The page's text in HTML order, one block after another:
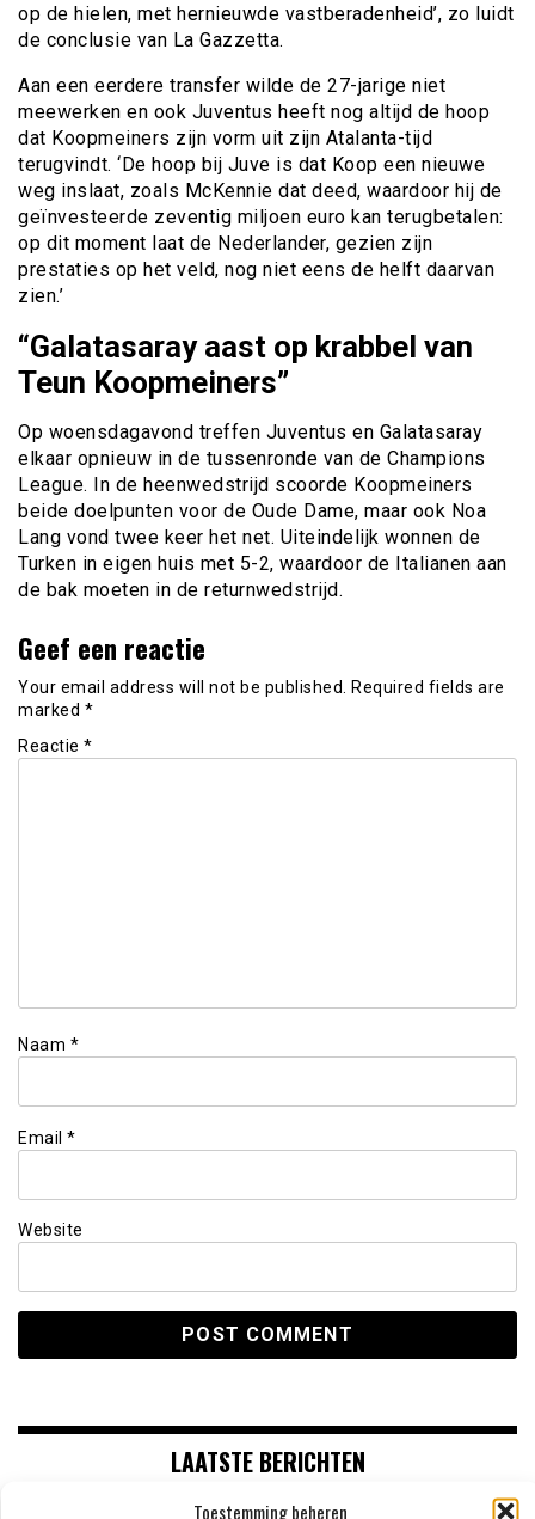
Toestemming beheren
op de hielen, met hernieuwde vastberadenheid’, zo luidt
de conclusie van La Gazzetta.
Aan een eerdere transfer wilde de 27-jarige niet
meewerken en ook Juventus heeft nog altijd de hoop
dat Koopmeiners zijn vorm uit zijn Atalanta-tijd
terugvindt. ‘De hoop bij Juve is dat Koop een nieuwe
weg inslaat, zoals McKennie dat deed, waardoor hij de
geïnvesteerde zeventig miljoen euro kan terugbetalen:
op dit moment laat de Nederlander, gezien zijn
prestaties op het veld, nog niet eens de helft daarvan
zien.’
“Galatasaray aast op krabbel van
Teun Koopmeiners”
Op woensdagavond treffen Juventus en Galatasaray
elkaar opnieuw in de tussenronde van de Champions
League. In de heenwedstrijd scoorde Koopmeiners
beide doelpunten voor de Oude Dame, maar ook Noa
Lang vond twee keer het net. Uiteindelijk wonnen de
Turken in eigen huis met 5-2, waardoor de Italianen aan
de bak moeten in de returnwedstrijd.
Geef een reactie
Your email address will not be published.
Required fields are
marked *
Reactie *
Naam *
Email *
Website
LAATSTE BERICHTEN